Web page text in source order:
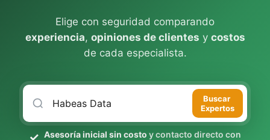
Elige con seguridad comparando
experiencia, opiniones de clientes y costos
de cada especialista.
Buscar
Expertos
Asesoría inicial sin costo y contacto directo con